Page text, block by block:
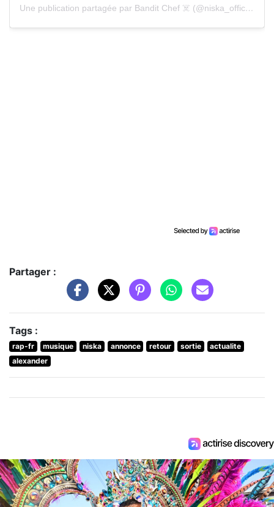
Une publication partagée par Bandit Chef ☠️ (@niska_officiel)
Partager :
Tags :
rap-fr musique niska annonce retour sortie
actualite
alexander